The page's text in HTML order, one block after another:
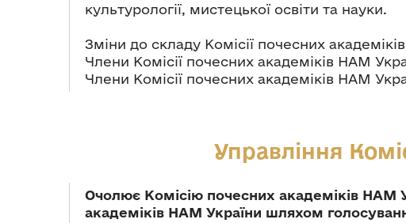
культурології, мистецької освіти та науки.
Зміни до складу Комісії почесних
Члени Комісії почесних академіків НАМ
Члени Комісії почесних академіків НАМ
Управління
Очолює Комісію почесних академіків НАМ
академіків НАМ України шляхом